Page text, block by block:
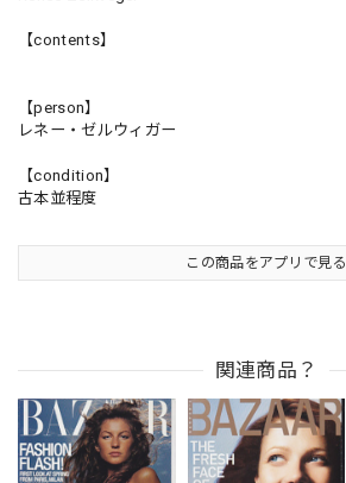
【contents】
【person】
レネー・ゼルウィガー
【condition】
古本並程度
この商品をアプリで見る
関連商品？